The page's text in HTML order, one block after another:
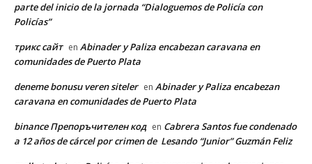
parte del inicio de la jornada “Dialoguemos de Policía con
Policías”
трикс сайт en Abinader y Paliza encabezan caravana en
comunidades de Puerto Plata
deneme bonusu veren siteler en Abinader y Paliza encabezan
caravana en comunidades de Puerto Plata
binance Препоръчителен код en Cabrera Santos fue condenado
a 12 años de cárcel por crimen de Lesando “Junior” Guzmán Feliz